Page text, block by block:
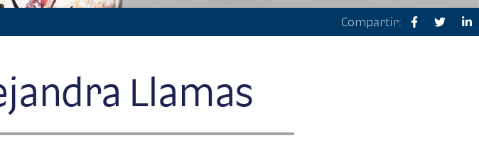
Compartir:
Llamas